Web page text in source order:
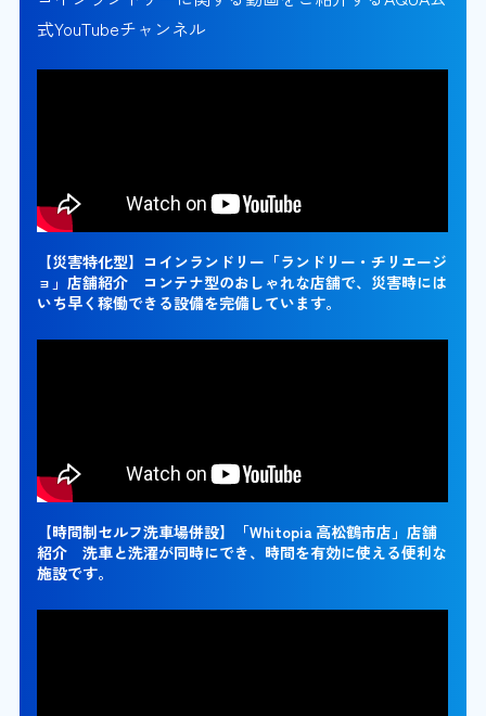
式YouTubeチャンネル
【災害特化型】コインランドリー「ランドリー・チリエージ
ョ」店舗紹介 コンテナ型のおしゃれな店舗で、災害時には
いち早く稼働できる設備を完備しています。
【時間制セルフ洗車場併設】「Whitopia 高松鶴市店」店舗
紹介 洗車と洗濯が同時にでき、時間を有効に使える便利な
施設です。